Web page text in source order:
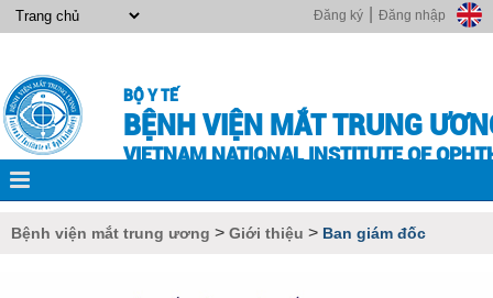
Đăng nhập
Đăng ký
BỘ Y TẾ
BỆNH VIỆN MẮT TRUNG
VIETNAM NATIONAL INSTITUTE OF
Bệnh viện mắt trung ương > Giới thiệu > Ban giám đốc